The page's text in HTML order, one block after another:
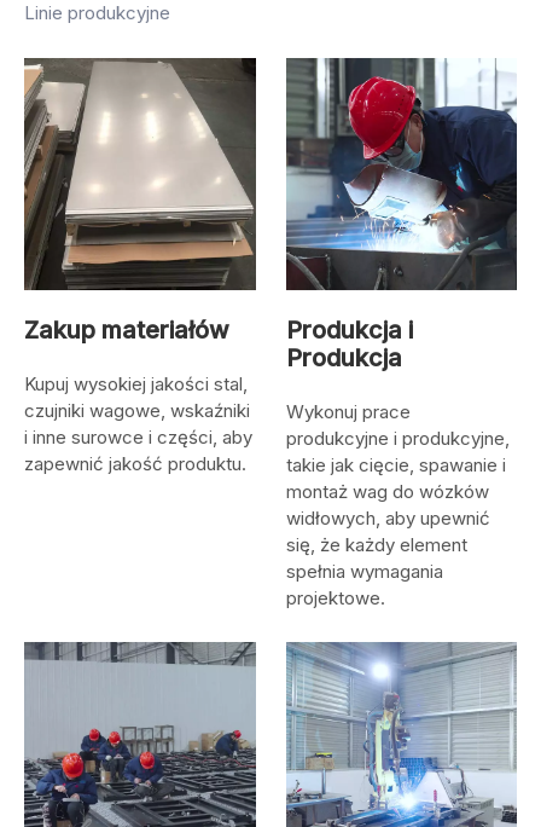
Linie produkcyjne
Zakup materiałów
Kupuj wysokiej jakości stal,
czujniki wagowe, wskaźniki
i inne surowce i części, aby
zapewnić jakość produktu.
Produkcja i
Produkcja
Wykonuj prace
produkcyjne i produkcyjne,
takie jak cięcie, spawanie i
montaż wag do wózków
widłowych, aby upewnić
się, że każdy element
spełnia wymagania
projektowe.